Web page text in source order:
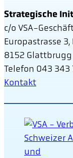
Strategische
c/o VSA-
Europastrasse
8152 Glattbrugg
Telefon 043 343
Kontakt